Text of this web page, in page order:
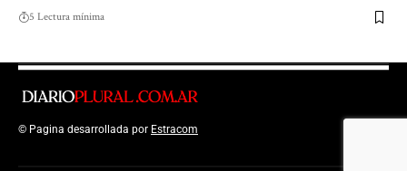
5 Lectura mínima
© Pagina desarrollada por Estracom